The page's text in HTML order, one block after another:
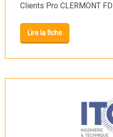
Clients Pro CLERMONT
Lire la fiche